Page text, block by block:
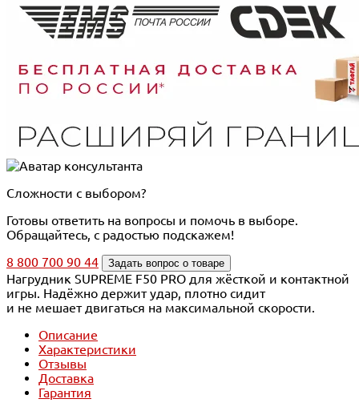
Сложности с выбором?
Готовы ответить на вопросы и помочь в выборе.
Обращайтесь, с радостью подскажем!
8 800 700 90 44
Задать вопрос о товаре
Нагрудник SUPREME F50 PRO для жёсткой и контактной
игры. Надёжно держит удар, плотно сидит
и не мешает двигаться на максимальной скорости.
Описание
Характеристики
Отзывы
Доставка
Гарантия